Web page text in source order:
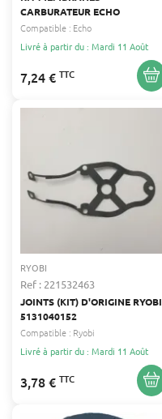
CARBURATEUR ECHO
Compatible : Echo
Livré à partir du : Mardi 11 Août
7,24 € TTC
RYOBI
Ref : 221532463
JOINTS (KIT) D'ORIGINE RYOBI
5131040152
Compatible : Ryobi
Livré à partir du : Mardi 11 Août
3,78 € TTC